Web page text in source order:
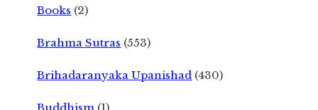
Books (2)
Brahma Sutras (553)
Brihadaranyaka Upanishad (430)
Buddhism (1)